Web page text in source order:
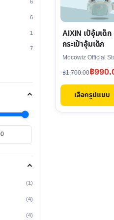
6
6
1
7
(1)
(4)
(4)
AIXIN เป้อุ้มเด็ก
กระเป๋าอุ้มเด็ก
Mocowiz Official
฿1,700.00
Original
price
was:
฿1,700.00.
฿
Current
price
฿990.00.
เลือกรูปแบบ
multiple
variants.
The
options
may
be
the